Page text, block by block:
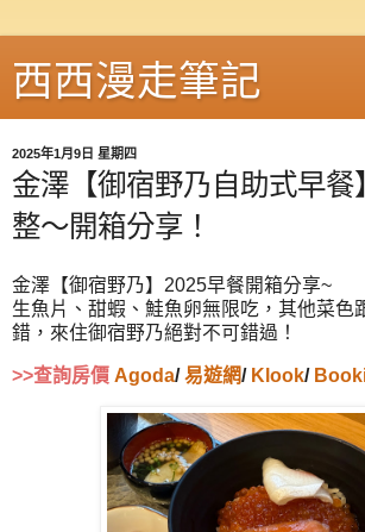
西西漫走筆記
2025年1月9日 星期四
金澤【御宿野乃自助式早餐
整～開箱分享！
金澤【御宿野乃】2025早餐開箱分享~
生魚片、甜蝦、鮭魚卵無限吃，其他菜色
錯，來住御宿野乃絕對不可錯過！
>>查詢房價 Agoda/易遊網/ Klook/